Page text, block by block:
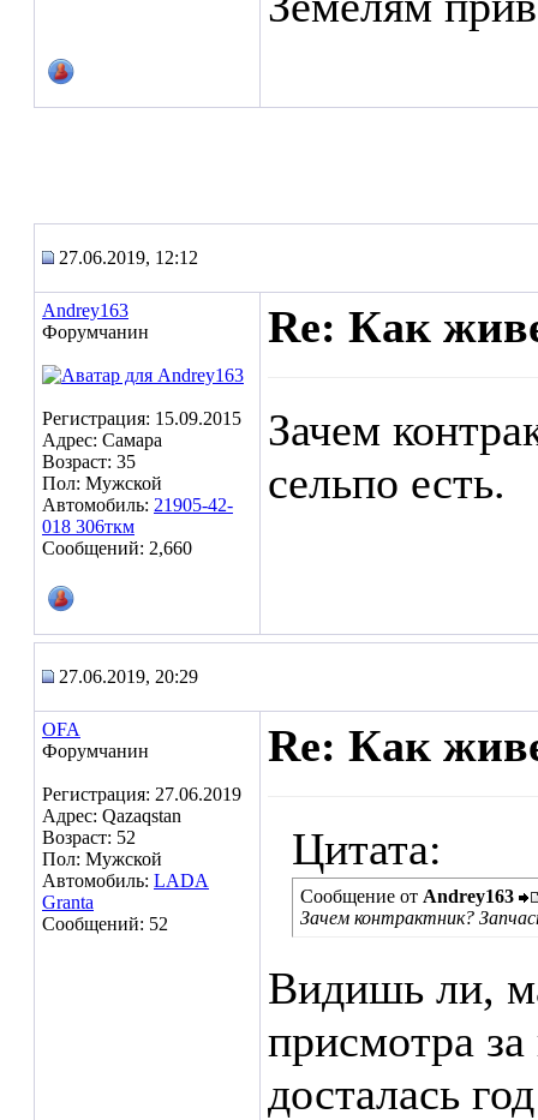
27.06.2019, 12:12
Andrey163
Форумчанин
Регистрация: 15.09.2015
Адрес: Самара
Возраст: 35
Пол: Мужской
Автомобиль: 21905-42-
018 306ткм
Сообщений: 2,660
Re: Как
Зачем
сельпо есть.
27.06.2019, 20:29
OFA
Форумчанин
Регистрация: 27.06.2019
Адрес: Qazaqstan
Возраст: 52
Пол: Мужской
Автомобиль: LADA
Granta
Сообщений: 52
Re: Как
Цитата:
Сообщение от Andrey163
Зачем контрактник?
Видишь ли,
присмотра
досталась